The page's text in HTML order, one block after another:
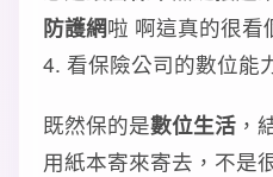
防護網啦 啊這真的很看
4. 看保險公司的數位能
既然保的是數位生活 ，
用紙本寄來寄去，不是